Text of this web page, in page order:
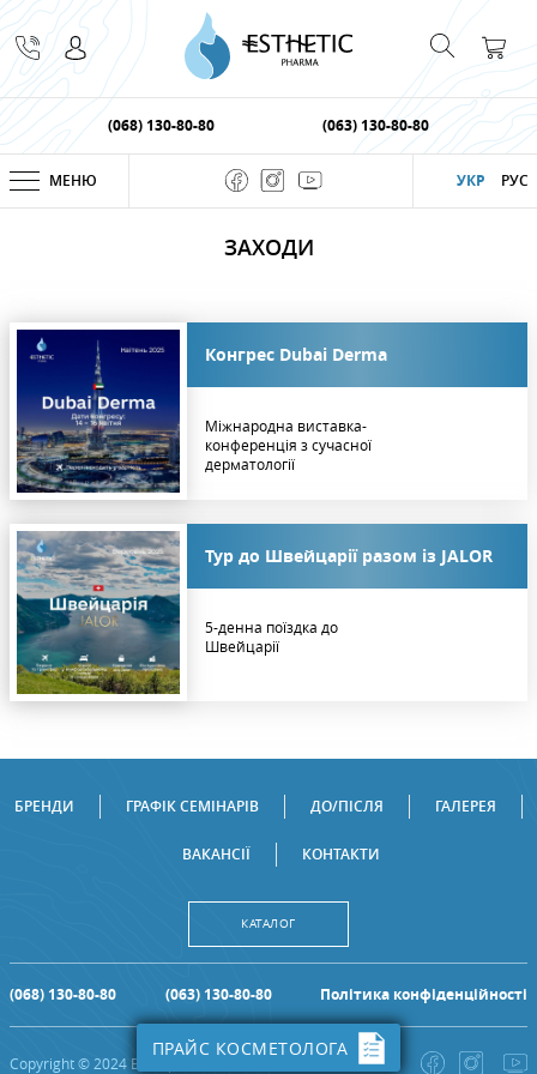
(068) 130-80-80 (063) 130-80-80
УКР РУС
МЕНЮ
ЗАХОДИ
Конгрес Dubai Derma
Міжнародна виставка-
конференція з сучасної
дерматології
Тур до Швейцарії разом із JALOR
5-денна поїздка до
Швейцарії
ПРАЙС КОСМЕТОЛОГА
БРЕНДИ ГРАФІК СЕМІНАРІВ ДО/ПІСЛЯ ГАЛЕРЕЯ
ВАКАНСІЇ КОНТАКТИ
КАТАЛОГ
(068) 130-80-80 (063) 130-80-80 Політика конфіденційності
Copyright © 2024 Все права защищены!